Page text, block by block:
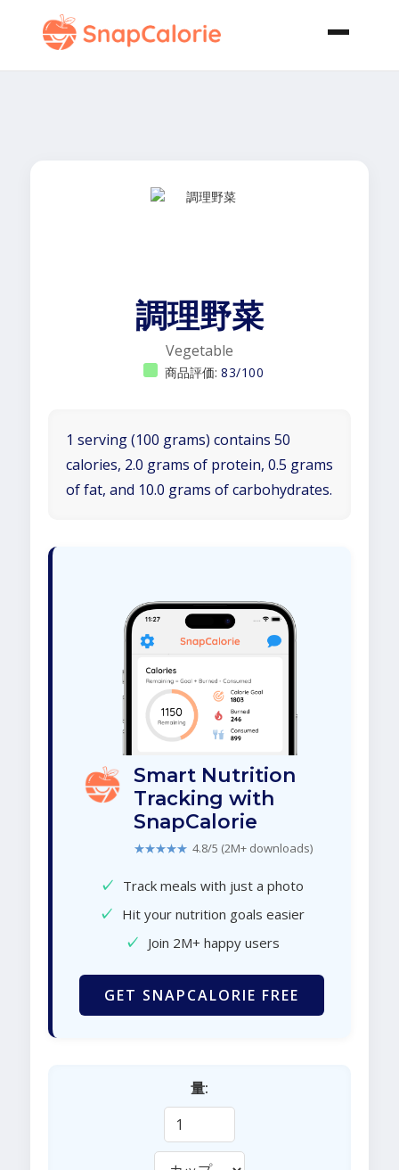
調理野菜
Vegetable
商品評価: 83/100
1 serving (100 grams) contains 50
calories, 2.0 grams of protein, 0.5 grams
of fat, and 10.0 grams of carbohydrates.
Smart Nutrition
Tracking with
SnapCalorie
★★★★★ 4.8/5 (2M+ downloads)
✓ Track meals with just a photo
✓ Hit your nutrition goals easier
✓ Join 2M+ happy users
GET SNAPCALORIE FREE
量: